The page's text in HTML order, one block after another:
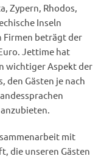
Zypern, Rhodos,
Inseln
Firmen beträgt der
Jettime hat
wichtiger Aspekt der
den Gästen je nach
mit
die unseren Gästen